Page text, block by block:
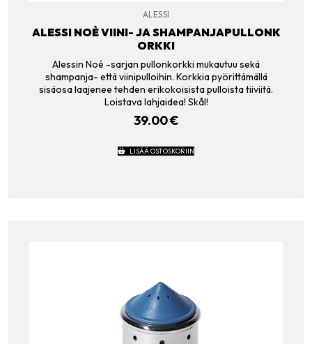
ALESSI
ALESSI NOÈ VIINI- JA SHAMPANJAPULLONK
ORKKI
Alessin Noé -sarjan pullonkorkki mukautuu sekä
shampanja- että viinipulloihin. Korkkia pyörittämällä
sisäosa laajenee tehden erikokoisista pulloista tiiviitä.
Loistava lahjaidea! Skål!
39.00€
LISÄÄ OSTOSKORIIN